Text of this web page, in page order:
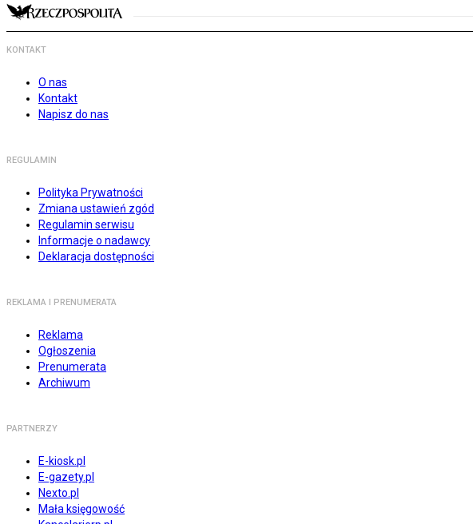
KONTAKT
O nas
Kontakt
Napisz do nas
REGULAMIN
Polityka Prywatności
Zmiana ustawień zgód
Regulamin serwisu
Informacje o nadawcy
Deklaracja dostępności
REKLAMA I PRENUMERATA
Reklama
Ogłoszenia
Prenumerata
Archiwum
PARTNERZY
E-kiosk.pl
E-gazety.pl
Nexto.pl
Mała księgowość